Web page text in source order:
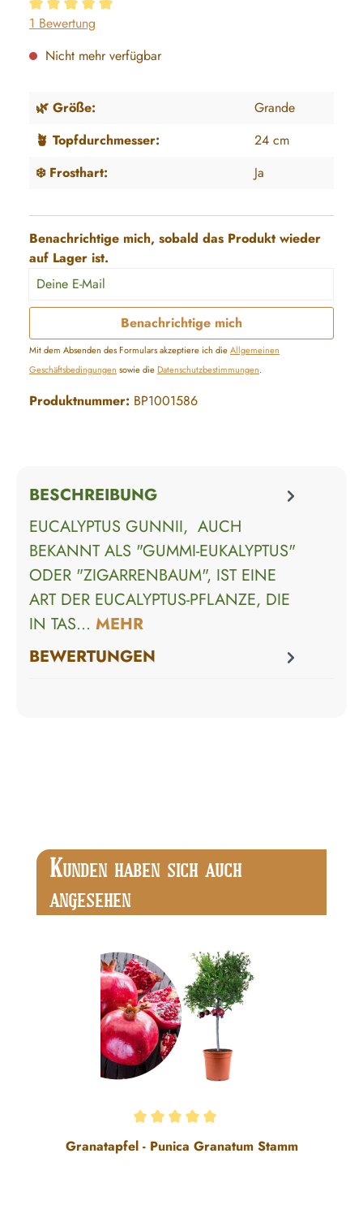
Durchschnittliche Bewertung von 5 von 5 Sternen
1 Bewertung
Nicht mehr verfügbar
🌿 Größe:
Grande
🪴 Topfdurchmesser:
24 cm
❄️ Frosthart:
Ja
Benachrichtige mich, sobald das Produkt wieder
auf Lager ist.
Deine E-Mail
Benachrichtige mich
Mit dem Absenden des Formulars akzeptiere ich dieAllgemeinen
Geschäftsbedingungen sowie die Datenschutzbestimmungen.
Produktnummer: BP1001586
BESCHREIBUNG
EUCALYPTUS GUNNII, AUCH
BEKANNT ALS "GUMMI-EUKALYPTUS"
ODER "ZIGARRENBAUM", IST EINE
ART DER EUCALYPTUS-PFLANZE, DIE
IN TAS… MEHR
BEWERTUNGEN
Produktgalerie überspringen
KUNDEN HABEN SICH AUCH
ANGESEHEN
Durchschnittliche Bewertung von 5 von 5 Sternen
Granatapfel - Punica Granatum Stamm